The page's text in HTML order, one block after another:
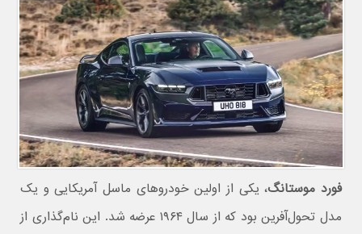
فورد موستانگ، یکی از اولین خودروهای ماسل آمریکایی و یک
مدل تحول‌آفرین بود که از سال ۱۹۶۴ عرضه شد. این نام‌گذاری از